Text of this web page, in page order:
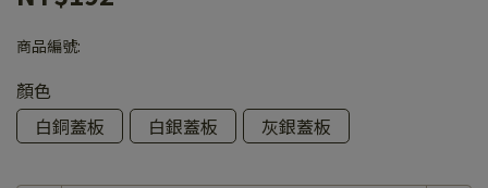
商品編號:
顏色
白銅蓋板
白銀蓋板 灰銀蓋板